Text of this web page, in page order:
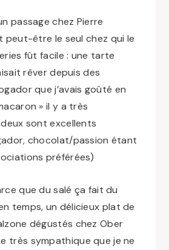
passage chez Pierre
peut-être le seul chez qui le
fût facile : une tarte
rêver depuis des
que j’avais goûté en
» il y a très
sont excellents
chocolat/passion étant
préférées)
que du salé ça fait du
temps, un délicieux plat de
dégustés chez Ober
très sympathique que je ne